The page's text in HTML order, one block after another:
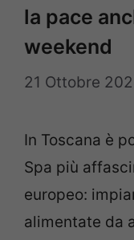
la pace
weekend
21 Ottobre
In Toscana è
Spa più
europeo:
alimentate da